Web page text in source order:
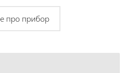
про прибор